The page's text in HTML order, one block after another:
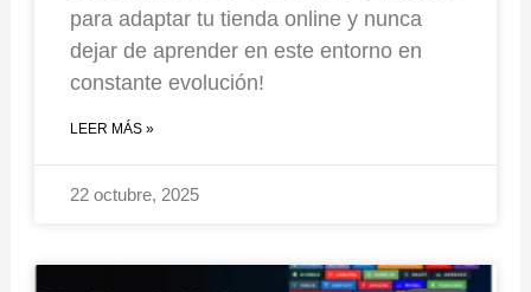
para adaptar tu tienda online y nunca
dejar de aprender en este entorno en
constante evolución!
LEER MÁS »
22 octubre, 2025